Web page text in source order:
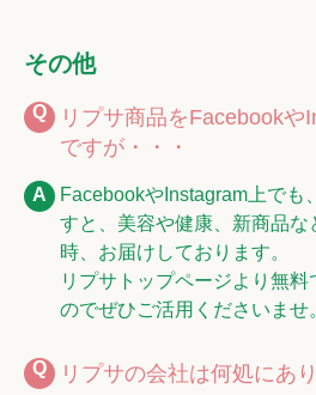
その他
リプサ商品をFacebookや
ですが・・・
FacebookやInstagram上でも
すと、美容や健康、新商品な
時、お届けしております。
リプサトップページより無
のでぜひご活用くださいませ
リプサの会社は何処にあ